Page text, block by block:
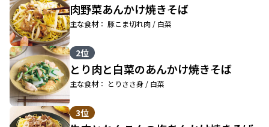
肉野菜あんかけ焼きそば
主な食材： 豚こま切れ肉 / 白菜
2位
とり肉と白菜のあんかけ焼きそば
主な食材： とりささ身 / 白菜
3位